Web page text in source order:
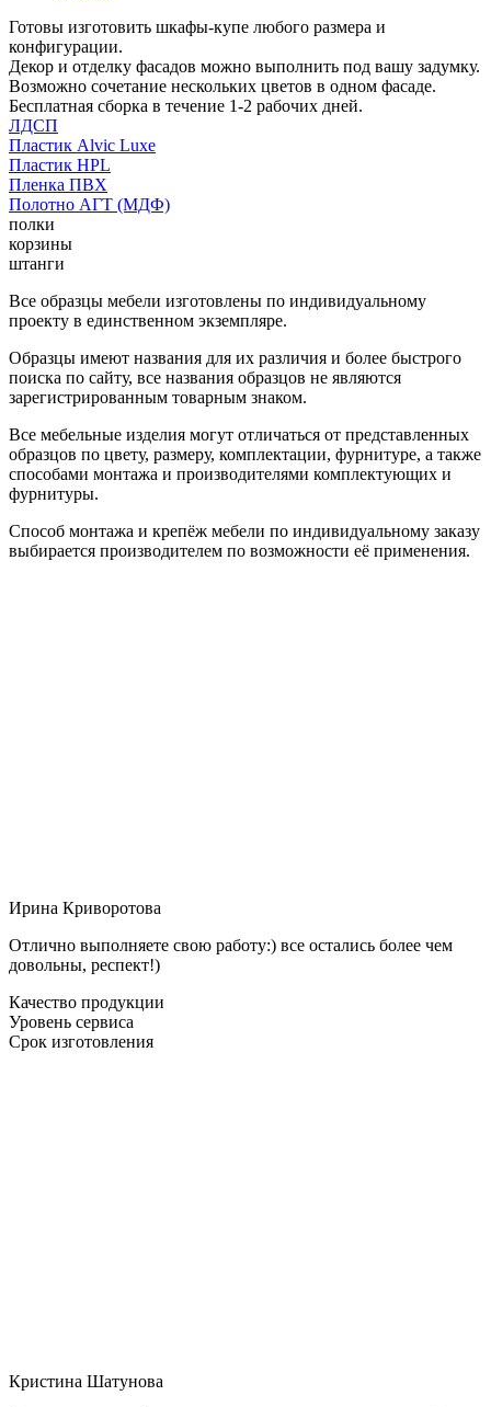
Готовы изготовить шкафы-купе любого размера и
конфигурации.
Декор и отделку фасадов можно выполнить под вашу задумку.
Возможно сочетание нескольких цветов в одном фасаде.
Бесплатная сборка в течение 1-2 рабочих дней.
ЛДСП
Пластик Alvic Luxe
Пластик HPL
Пленка ПВХ
Полотно АГТ (МДФ)
полки
корзины
штанги
Все образцы мебели изготовлены по индивидуальному
проекту в единственном экземпляре.
Образцы имеют названия для их различия и более быстрого
поиска по сайту, все названия образцов не являются
зарегистрированным товарным знаком.
Все мебельные изделия могут отличаться от представленных
образцов по цвету, размеру, комплектации, фурнитуре, а также
способами монтажа и производителями комплектующих и
фурнитуры.
Способ монтажа и крепёж мебели по индивидуальному заказу
выбирается производителем по возможности её применения.
Ирина Криворотова
Отлично выполняете свою работу:) все остались более чем
довольны, респект!)
Качество продукции
Уровень сервиса
Срок изготовления
Кристина Шатунова